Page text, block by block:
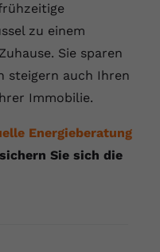
zu einem
Sie sparen
steigern auch Ihren
Immobilie.
Energieberatung
Sie sich die